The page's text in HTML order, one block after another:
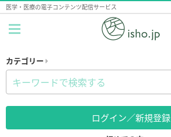
医学・医療の電子コンテンツ配信サービス
カテゴリー
ログイン／新規登録